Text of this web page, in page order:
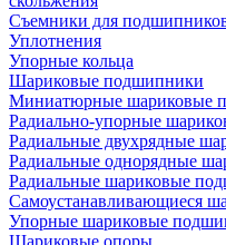
Съемники для
Уплотнения
Упорные кольца
Шариковые подшипники
Миниатюрные шариковые
Радиально-упорные
Радиальные двухрядные
Радиальные однорядные
Радиальные шариковые
Самоустанавливающиеся
Упорные шариковые
Шариковые опоры